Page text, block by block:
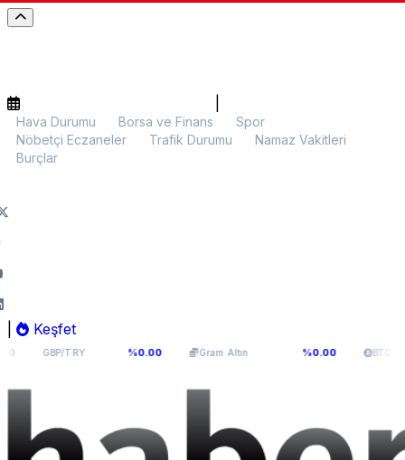
Hava Durumu Borsa ve Finans
Spor
Nöbetçi Eczaneler
Trafik Durumu
Namaz Vakitleri
Burçlar
Keşfet
64,131 %0.00 Gram Altın 6.099,28 %0.00 BTC$64.975,38